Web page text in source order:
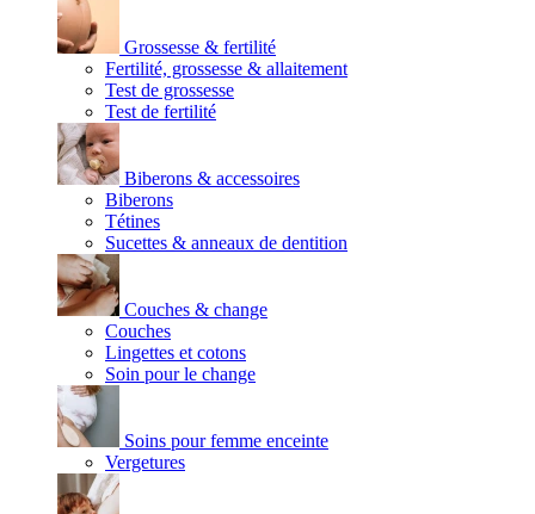
Grossesse & fertilité
Fertilité, grossesse & allaitement
Test de grossesse
Test de fertilité
Biberons & accessoires
Biberons
Tétines
Sucettes & anneaux de dentition
Couches & change
Couches
Lingettes et cotons
Soin pour le change
Soins pour femme enceinte
Vergetures